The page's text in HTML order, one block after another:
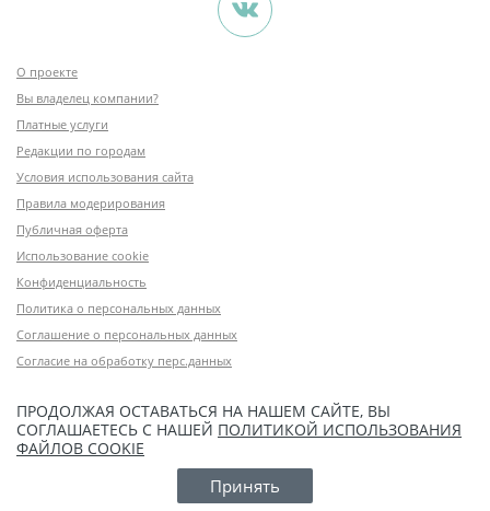
О проекте
Вы владелец компании?
Платные услуги
Редакции по городам
Условия использования сайта
Правила модерирования
Публичная оферта
Использование cookie
Конфиденциальность
Политика о персональных данных
Соглашение о персональных данных
Согласие на обработку перс.данных
ПРОДОЛЖАЯ ОСТАВАТЬСЯ НА НАШЕМ САЙТЕ, ВЫ
СОГЛАШАЕТЕСЬ С НАШЕЙ ПОЛИТИКОЙ ИСПОЛЬЗОВАНИЯ
ФАЙЛОВ COOKIE
Принять